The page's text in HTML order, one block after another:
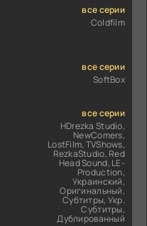
все серии
Coldfilm
все серии
SoftBox
все серии
HDrezka Studio,
NewComers,
LostFilm, TVShows,
RezkaStudio, Red
Head Sound, LE-
Production,
Украинский,
Оригинальный,
Субтитры, Укр.
Субтитры,
Дублированный